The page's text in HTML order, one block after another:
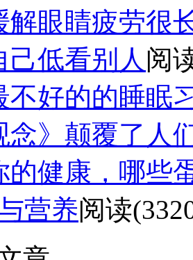
解眼睛疲劳很
己低看别人 阅
不好的的睡眠
念》颠覆了人
的健康，哪些
营养阅读